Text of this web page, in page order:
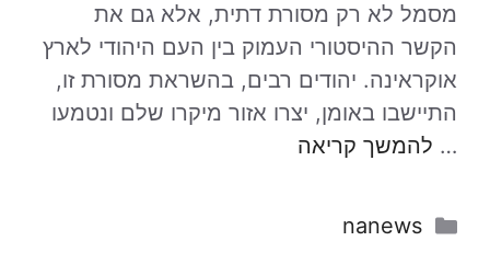
מסמל לא רק מסורת דתית, אלא גם את
הקשר ההיסטורי העמוק בין העם היהודי לארץ
אוקראינה. יהודים רבים, בהשראת מסורת זו,
התיישבו באומן, יצרו אזור מיקרו שלם ונטמעו
… להמשך קריאה
קטגוריות
nanews